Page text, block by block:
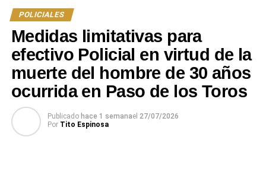
requisitoria para un tercer involucrado”.
Portal del Norte.
NOTICIAS RELACIONADAS:
TACUAREMBÓ
POLICIALES
Medidas limitativas para
efectivo Policial en virtud de la
muerte del hombre de 30 años
ocurrida en Paso de los Toros
Publicado hace 1 semanael 27/07/2026
Por Tito Espinosa